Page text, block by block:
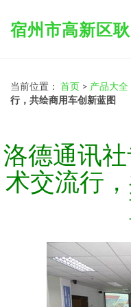
宿州市高新区
当前位置： 首页 > 产品大全
行，共绘商用车创新蓝图
洛德通讯
术交流行